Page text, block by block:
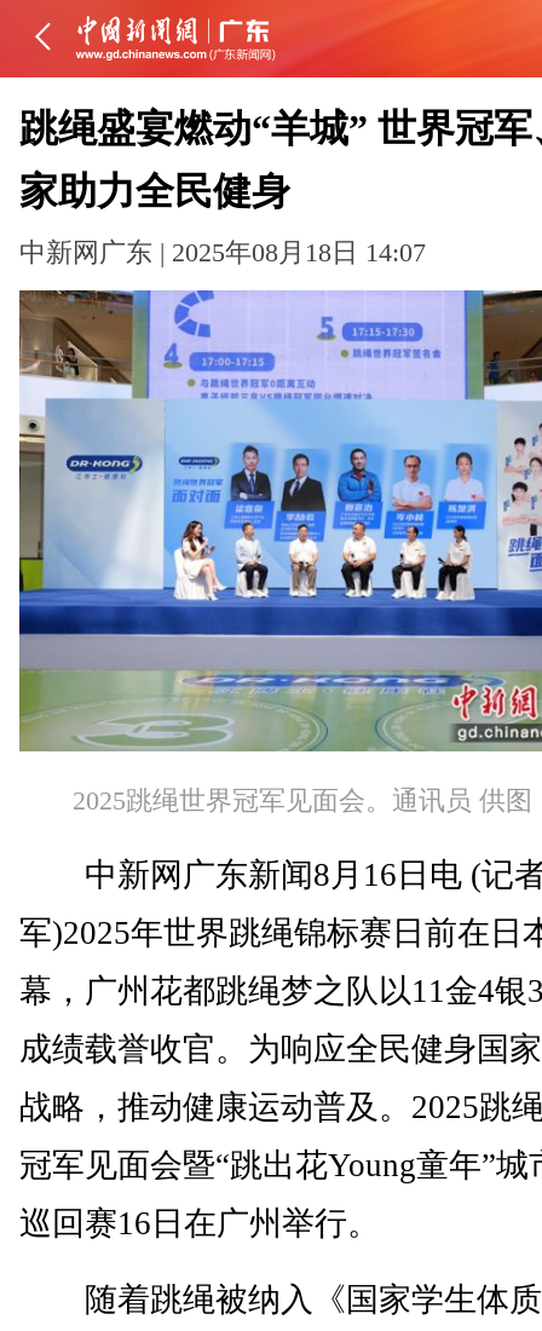
跳绳盛宴燃动“羊城” 世界冠
家助力全民健身
中新网广东 | 2025年08月18日 14:07
2025跳绳世界冠军见面会。通讯员 供图
中新网广东新闻8月16日电 (记
军)2025年世界跳绳锦标赛日前在日
幕，广州花都跳绳梦之队以11金4银
成绩载誉收官。为响应全民健身国
战略，推动健康运动普及。2025跳
冠军见面会暨“跳出花Young童年”城
巡回赛16日在广州举行。
随着跳绳被纳入《国家学生体